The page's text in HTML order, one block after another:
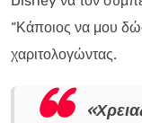
“Κάποιος να μου
χαριτολογώντας.